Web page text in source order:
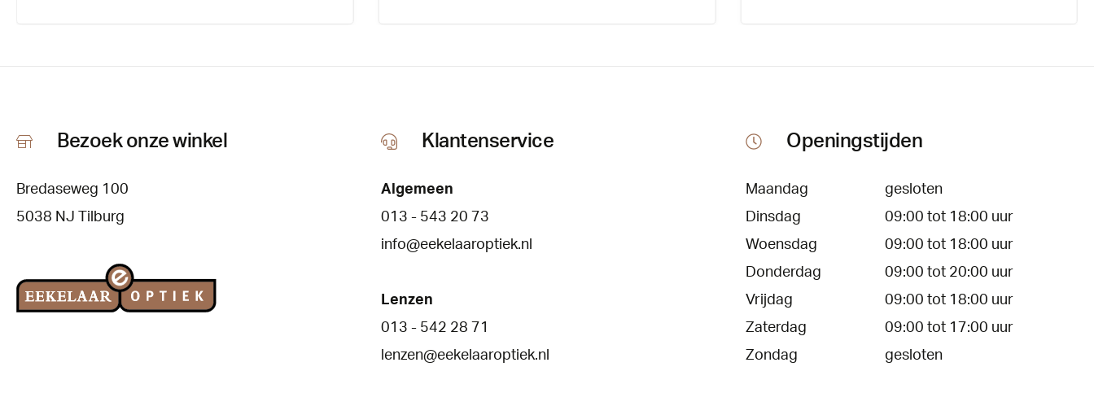
Bezoek onze winkel
Bredaseweg 100
5038 NJ Tilburg
Klantenservice
Algemeen
013 - 543 20 73
info@eekelaaroptiek.nl
Lenzen
013 - 542 28 71
lenzen@eekelaaroptiek.nl
Openingstijden
Maandag
gesloten
Dinsdag
09:00 tot 18:00 uur
Woensdag
09:00 tot 18:00 uur
Donderdag
09:00 tot 20:00 uur
Vrijdag
09:00 tot 18:00 uur
Zaterdag
09:00 tot 17:00 uur
Zondag
gesloten